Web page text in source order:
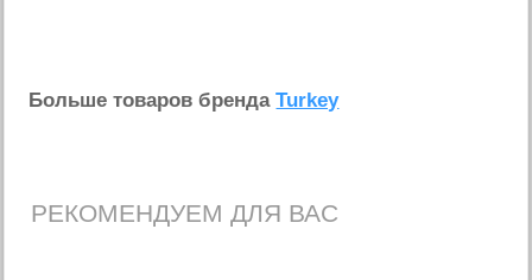
Больше товаров брендаTurkey
РЕКОМЕНДУЕМ ДЛЯ ВАС